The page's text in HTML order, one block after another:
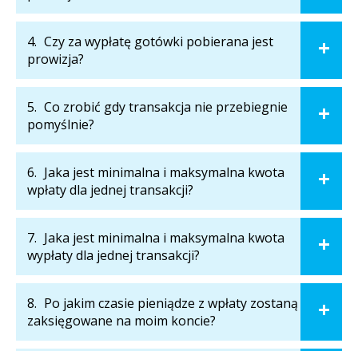
4. Czy za wypłatę gotówki pobierana jest
prowizja?
5. Co zrobić gdy transakcja nie przebiegnie
pomyślnie?
6. Jaka jest minimalna i maksymalna kwota
wpłaty dla jednej transakcji?
7. Jaka jest minimalna i maksymalna kwota
wypłaty dla jednej transakcji?
8. Po jakim czasie pieniądze z wpłaty zostaną
zaksięgowane na moim koncie?